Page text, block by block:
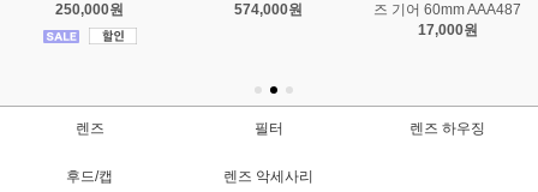
ocus
503,000원
2,236,000원
렌즈 필터 렌즈 하우징
후드/캡 렌즈 악세사리